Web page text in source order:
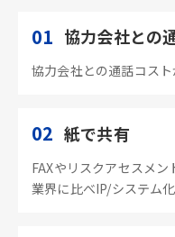
01 協力会社との
協力会社との通話コスト
02 紙で共有
FAXやリスクアセスメ
業界に比べIP/システム